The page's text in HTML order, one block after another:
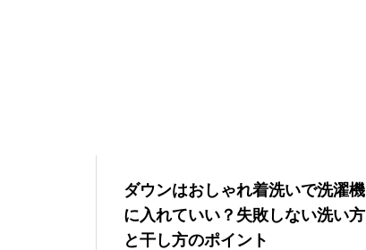
ダウンはおしゃれ着洗いで洗濯機
に入れていい？失敗しない洗い方
と干し方のポイント